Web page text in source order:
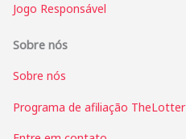
Jogo Responsável
Sobre nós
Sobre nós
Programa de afiliação TheLotter